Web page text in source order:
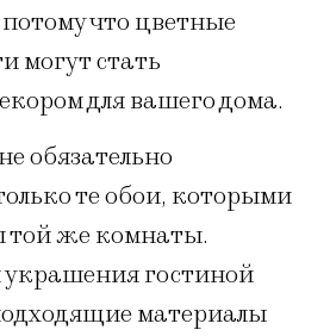
что цветные
могут стать
для вашего дома.
обязательно
те обои, которыми
той же комнаты.
гостиной
материалы